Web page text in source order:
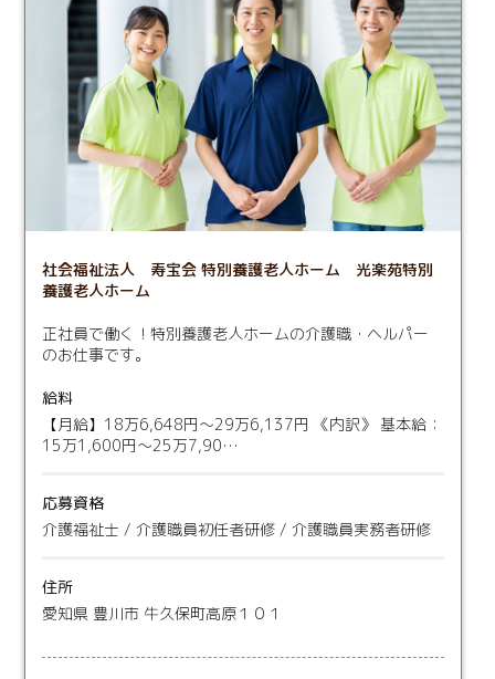
社会福祉法人 寿宝会 特別養護老人ホーム 光楽苑特別
養護老人ホーム
正社員で働く！特別養護老人ホームの介護職・ヘルパー
のお仕事です。
給料
【月給】18万6,648円〜29万6,137円 《内訳》 基本給：
15万1,600円〜25万7,90…
応募資格
介護福祉士 / 介護職員初任者研修 / 介護職員実務者研修
住所
愛知県 豊川市 牛久保町高原１０１